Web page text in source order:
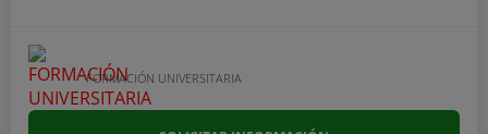
FORMACIÓN UNIVERSITARIA